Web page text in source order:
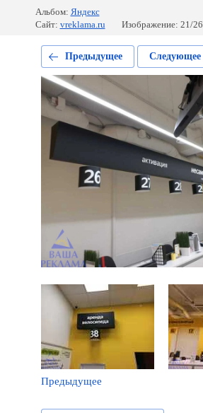
Альбом: Яндекс
Сайт: vreklama.ru Изображение: 21/26
Предыдущее Следующее
Предыдущее